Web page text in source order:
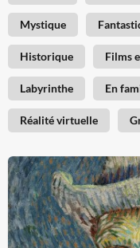
Mystique
Historique Films
Labyrinthe En
Réalité virtuelle